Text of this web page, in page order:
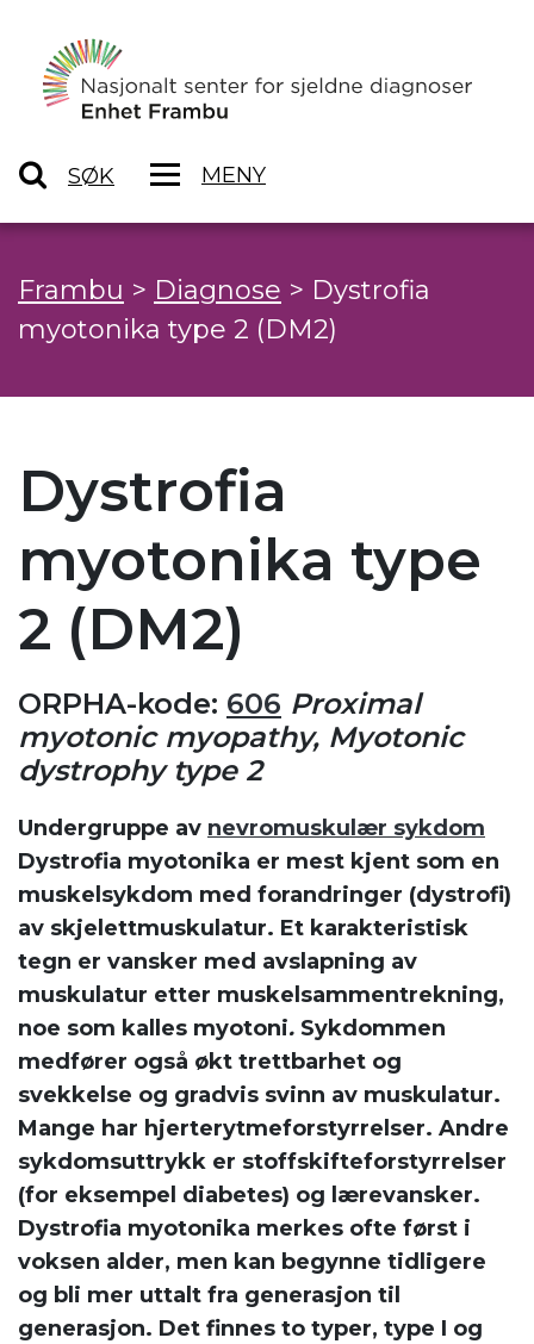
SØK MENY
Frambu > Diagnose > Dystrofia
myotonika type 2 (DM2)
Dystrofia
myotonika type
2 (DM2)
ORPHA-kode: 606 Proximal
myotonic myopathy, Myotonic
dystrophy type 2
Undergruppe av nevromuskulær sykdom
Dystrofia myotonika er mest kjent som en
muskelsykdom med forandringer (dystrofi)
av skjelettmuskulatur. Et karakteristisk
tegn er vansker med avslapning av
muskulatur etter muskelsammentrekning,
noe som kalles myotoni. Sykdommen
medfører også økt trettbarhet og
svekkelse og gradvis svinn av muskulatur.
Mange har hjerterytmeforstyrrelser. Andre
sykdomsuttrykk er stoffskifteforstyrrelser
(for eksempel diabetes) og lærevansker.
Dystrofia myotonika merkes ofte først i
voksen alder, men kan begynne tidligere
og bli mer uttalt fra generasjon til
generasjon. Det finnes to typer, type I og